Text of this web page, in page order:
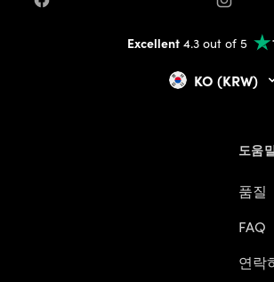
Excellent 4.3 out of 5
KO (KRW)
도움
품질
FAQ
연락